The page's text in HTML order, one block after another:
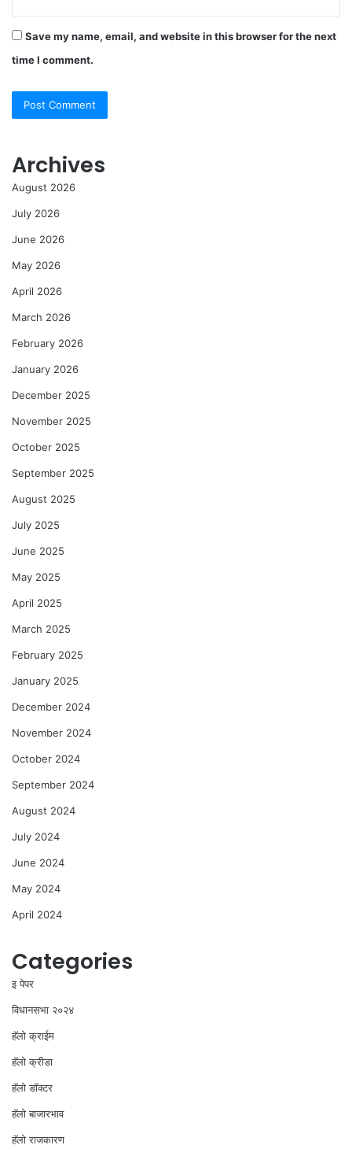
Save my name, email, and website in this browser for the next
time I comment.
Archives
August 2026
July 2026
June 2026
May 2026
April 2026
March 2026
February 2026
January 2026
December 2025
November 2025
October 2025
September 2025
August 2025
July 2025
June 2025
May 2025
April 2025
March 2025
February 2025
January 2025
December 2024
November 2024
October 2024
September 2024
August 2024
July 2024
June 2024
May 2024
April 2024
Categories
इ पेपर
विधानसभा २०२४
⁠हॅलो क्राईम
हॅलो क्रीडा
हॅलो डॉक्टर
हॅलो बाजारभाव
हॅलो राजकारण